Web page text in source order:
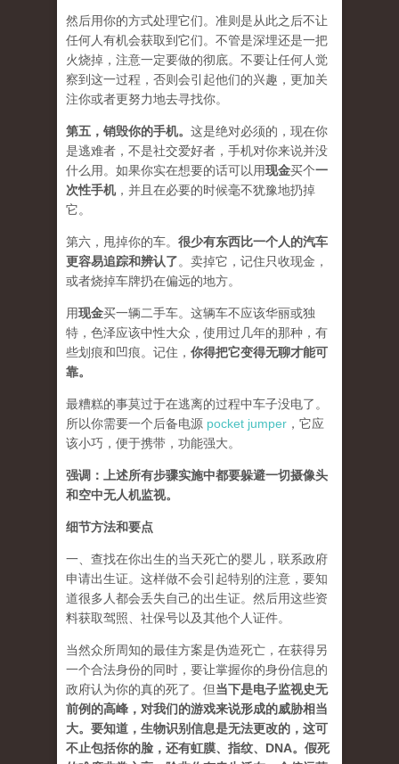
然后用你的方式处理它们。准则是从此之后不让
任何人有机会获取到它们。不管是深埋还是一把
火烧掉，注意一定要做的彻底。不要让任何人觉
察到这一过程，否则会引起他们的兴趣，更加关
注你或者更努力地去寻找你。
第五， 销毁你的手机。 这是绝对必须的，现在你
是逃难者，不是社交爱好者，手机对你来说并没
什么用。如果你实在想要的话可以用现金买个一
次性手机，并且在必要的时候毫不犹豫地扔掉
它。
第六，甩掉你的车。 很少有东西比一个人的汽车
更容易追踪和辨认了。卖掉它，记住只收现金，
或者烧掉车牌扔在偏远的地方。
用现金买一辆二手车。这辆车不应该华丽或独
特，色泽应该中性大众，使用过几年的那种，有
些划痕和凹痕。记住， 你得把它变得无聊才能可
靠。
最糟糕的事莫过于在逃离的过程中车子没电了。
所以你需要一个后备电源 pocket jumper ，它应
该小巧，便于携带，功能强大。
强调：上述所有步骤实施中都要躲避一切摄像头
和空中无人机监视。
细节方法和要点
一、查找在你出生的当天死亡的婴儿，联系政府
申请出生证。这样做不会引起特别的注意，要知
道很多人都会丢失自己的出生证。然后用这些资
料获取驾照、社保号以及其他个人证件。
当然众所周知的最佳方案是伪造死亡，在获得另
一个合法身份的同时，要让掌握你的身份信息的
政府认为你的真的死了。但当下是电子监视史无
前例的高峰，对我们的游戏来说形成的威胁相当
大。要知道，生物识别信息是无法更改的，这可
不止包括你的脸，还有虹膜、指纹、DNA。假死